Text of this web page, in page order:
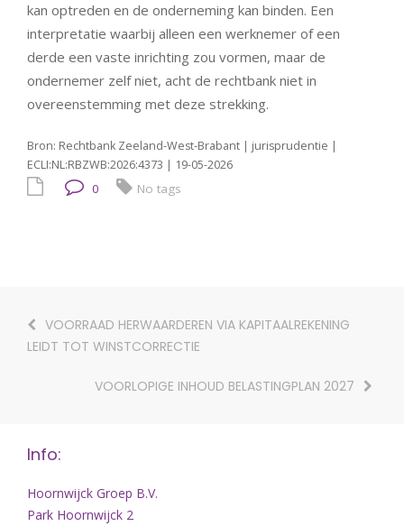
kan optreden en de onderneming kan binden. Een
interpretatie waarbij alleen een werknemer of een
derde een vaste inrichting zou vormen, maar de
ondernemer zelf niet, acht de rechtbank niet in
overeenstemming met deze strekking.
Bron: Rechtbank Zeeland-West-Brabant | jurisprudentie |
ECLI:NL:RBZWB:2026:4373 | 19-05-2026
0 No tags
VOORRAAD HERWAARDEREN VIA KAPITAALREKENING
LEIDT TOT WINSTCORRECTIE
VOORLOPIGE INHOUD BELASTINGPLAN 2027
Info:
Hoornwijck Groep B.V.
Park Hoornwijck 2